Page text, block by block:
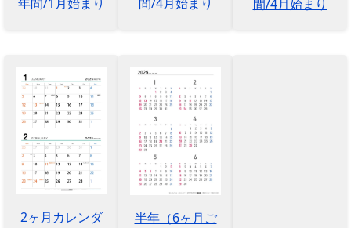
間/4月始まり
2ヶ月カレンダ
半年（6ヶ月ご